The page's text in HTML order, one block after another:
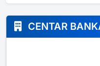
CENTAR